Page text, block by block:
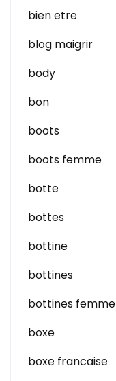
bien etre
blog maigrir
body
bon
boots
boots femme
botte
bottes
bottine
bottines
bottines femme
boxe
boxe francaise